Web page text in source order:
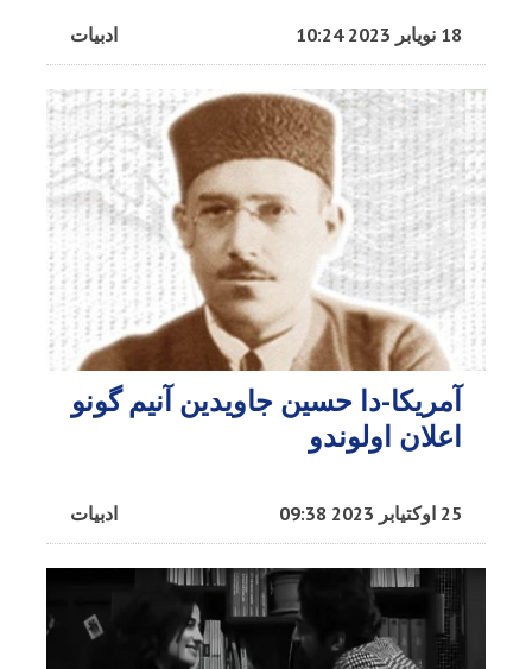
ادبیات 18 نویابر 2023 10:24
آمریکا-دا حسین جاویدین آنیم گونو
اعلان اولوندو
ادبیات 25 اوکتیابر 2023 09:38